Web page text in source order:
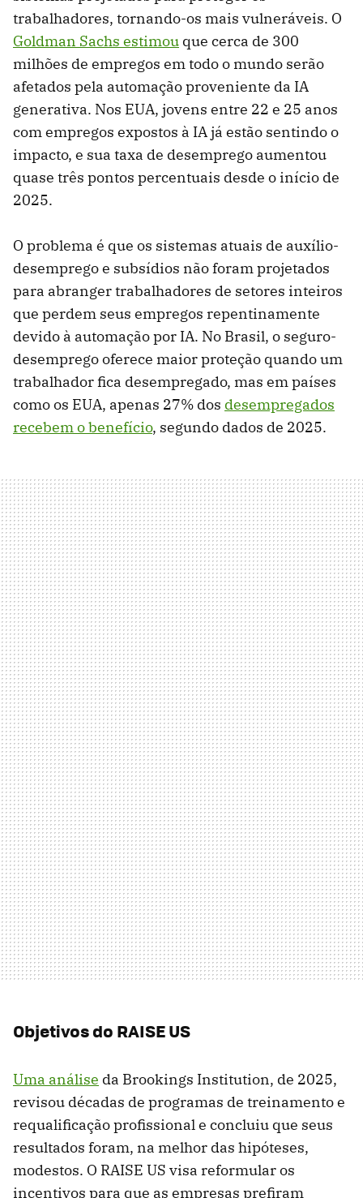
trabalhadores, tornando-os mais vulneráveis. O
Goldman Sachs estimou que cerca de 300
milhões de empregos em todo o mundo serão
afetados pela automação proveniente da IA ​​
generativa. Nos EUA, jovens entre 22 e 25 anos
com empregos expostos à IA já estão sentindo o
impacto, e sua taxa de desemprego aumentou
quase três pontos percentuais desde o início de
2025.
O problema é que os sistemas atuais de auxílio-
desemprego e subsídios não foram projetados
para abranger trabalhadores de setores inteiros
que perdem seus empregos repentinamente
devido à automação por IA. No Brasil, o seguro-
desemprego oferece maior proteção quando um
trabalhador fica desempregado, mas em países
como os EUA, apenas 27% dos desempregados
recebem o benefício, segundo dados de 2025.
Objetivos do RAISE US
Uma análise da Brookings Institution, de 2025,
revisou décadas de programas de treinamento e
requalificação profissional e concluiu que seus
resultados foram, na melhor das hipóteses,
modestos. O RAISE US visa reformular os
incentivos para que as empresas prefiram